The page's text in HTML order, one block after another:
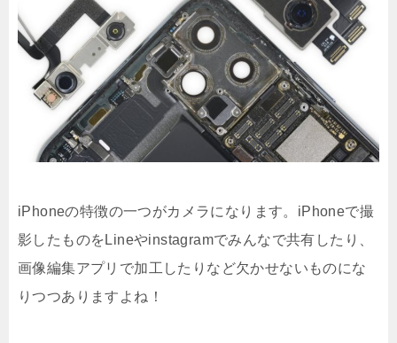
iPhoneの特徴の一つがカメラになります。iPhoneで撮
影したものをLineやinstagramでみんなで共有したり、
画像編集アプリで加工したりなど欠かせないものにな
りつつありますよね！